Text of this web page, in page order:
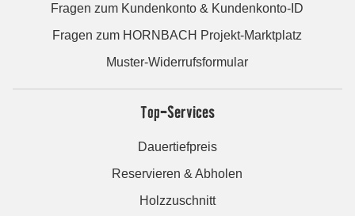
Fragen zum Kundenkonto & Kundenkonto-ID
Fragen zum HORNBACH Projekt-Marktplatz
Muster-Widerrufsformular
Top-Services
Dauertiefpreis
Reservieren & Abholen
Holzzuschnitt